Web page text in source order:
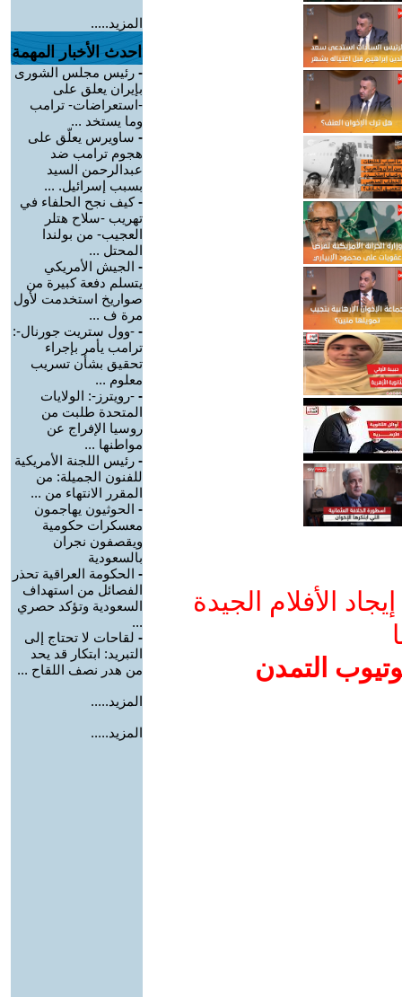
الأفلام الجيدة
التمدن
المزيد.....
احدث الأخبار المهمة
- رئيس مجلس الشورى
بإيران يعلق على
-استعراضات- ترامب
وما يستخد ...
- ساويرس يعلّق على
هجوم ترامب ضد
عبدالرحمن السيد
بسبب إسرائيل. ...
-كيف نجح الحلفاء في
تهريب -سلاح هتلر
العجيب- من بولندا
المحتل ...
- الجيش الأمريكي
يتسلم دفعة كبيرة من
صواريخ استخدمت لأول
مرة ف ...
- -وول ستريت جورنال-:
ترامب يأمر بإجراء
تحقيق بشأن تسريب
معلوم ...
- -رويترز-: الولايات
المتحدة طلبت من
روسيا الإفراج عن
مواطنها ...
- رئيس اللجنة الأمريكية
للفنون الجميلة: من
المقرر الانتهاء من ...
- الحوثيون يهاجمون
معسكرات حكومية
ويقصفون نجران
بالسعودية
- الحكومة العراقية تحذر
الفصائل من استهداف
السعودية وتؤكد حصري
...
- لقاحات لا تحتاج إلى
التبريد: ابتكار قد يحد
من هدر نصف اللقاح ...
المزيد.....
المزيد.....